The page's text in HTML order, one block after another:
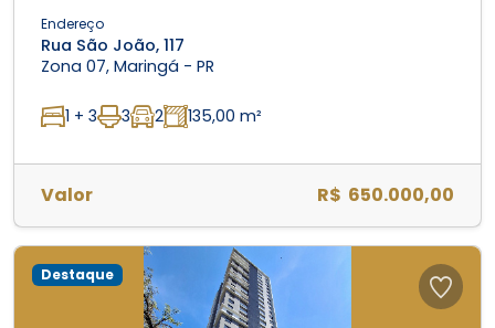
Endereço
Rua São João, 117
Zona 07, Maringá - PR
1 + 3 3 2 135,00 m²
Valor R$ 650.000,00
Destaque